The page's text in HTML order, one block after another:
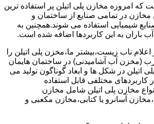
امروزه مخازن پلی اتیلن پر استفاده ترین
در تمامی صنایع از ساختمان و
شیمیایی استفاده می شوند.همچنین به
باران به این کاربردها اضافه شده است.
اعلام ناب زیست،بیشتر ما،مخزن پلی اتیلن را
(مخزن آب آشامیدنی) در ساختمان هایمان
اتیلن در شکل ها و ابعاد گوناگون تولید می
کاربردهای مختلفی قابل استفاده
مخازن پلی اتیلن شامل مخازن
آسانرو یا کتابی،مخازن مکعبی و